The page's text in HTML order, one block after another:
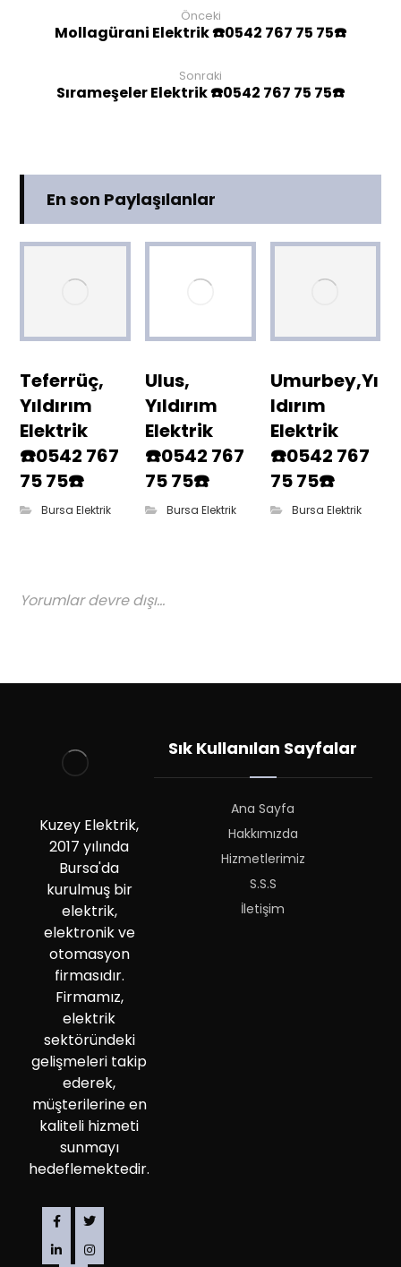
Önceki
Mollagürani Elektrik ☎️0542 767 75 75☎️
Sonraki
Sırameşeler Elektrik ☎️0542 767 75 75☎️
En son Paylaşılanlar
Teferrüç,
Yıldırım
Elektrik
☎️0542 767
75 75☎️
Bursa Elektrik
Ulus,
Yıldırım
Elektrik
☎️0542 767
75 75☎️
Bursa Elektrik
Umurbey,Yı
ldırım
Elektrik
☎️0542 767
75 75☎️
Bursa Elektrik
Yorumlar devre dışı...
Kuzey Elektrik,
2017 yılında
Bursa'da
kurulmuş bir
elektrik,
elektronik ve
otomasyon
firmasıdır.
Firmamız,
elektrik
sektöründeki
gelişmeleri takip
ederek,
müşterilerine en
kaliteli hizmeti
sunmayı
hedeflemektedir.
Sık Kullanılan Sayfalar
Ana Sayfa
Hakkımızda
Hizmetlerimiz
S.S.S
İletişim